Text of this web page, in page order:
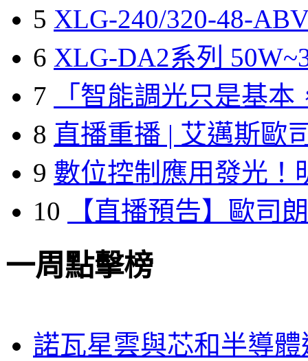
5 XLG-240/320-48-
6 XLG-DA2系列
7
「智能調光只是基本
8 直播重播 | 艾邁斯歐
9 數位控制應用發光！
10
【直播預告】歐司
一周點擊榜
諾瓦星雲與芯和半導